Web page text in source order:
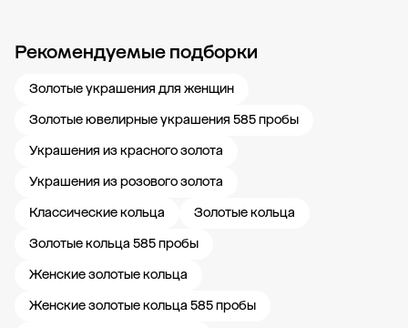
Рекомендуемые подборки
Золотые украшения для женщин
Золотые ювелирные украшения 585 пробы
Украшения из красного золота
Украшения из розового золота
Классические кольца
Золотые кольца
Золотые кольца 585 пробы
Женские золотые кольца
Женские золотые кольца 585 пробы
Новости компании Журнал ЗОЛОТОЙ Блог